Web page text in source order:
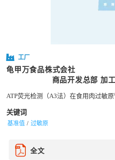
工厂
龟甲万食品株式会社
商品开发总部 加
ATP荧光检测（A3法）在食用肉过敏
关键词
基准值 过敏原
全文